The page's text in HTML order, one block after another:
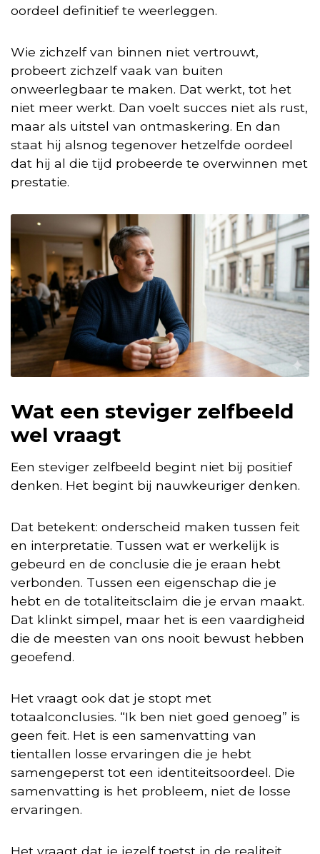
oordeel definitief te weerleggen.
Wie zichzelf van binnen niet vertrouwt,
probeert zichzelf vaak van buiten
onweerlegbaar te maken. Dat werkt, tot het
niet meer werkt. Dan voelt succes niet als rust,
maar als uitstel van ontmaskering. En dan
staat hij alsnog tegenover hetzelfde oordeel
dat hij al die tijd probeerde te overwinnen met
prestatie.
Wat een steviger zelfbeeld
wel vraagt
Een steviger zelfbeeld begint niet bij positief
denken. Het begint bij nauwkeuriger denken.
Dat betekent: onderscheid maken tussen feit
en interpretatie. Tussen wat er werkelijk is
gebeurd en de conclusie die je eraan hebt
verbonden. Tussen een eigenschap die je
hebt en de totaliteitsclaim die je ervan maakt.
Dat klinkt simpel, maar het is een vaardigheid
die de meesten van ons nooit bewust hebben
geoefend.
Het vraagt ook dat je stopt met
totaalconclusies. “Ik ben niet goed genoeg” is
geen feit. Het is een samenvatting van
tientallen losse ervaringen die je hebt
samengeperst tot een identiteitsoordeel. Die
samenvatting is het probleem, niet de losse
ervaringen.
Het vraagt dat je jezelf toetst in de realiteit.